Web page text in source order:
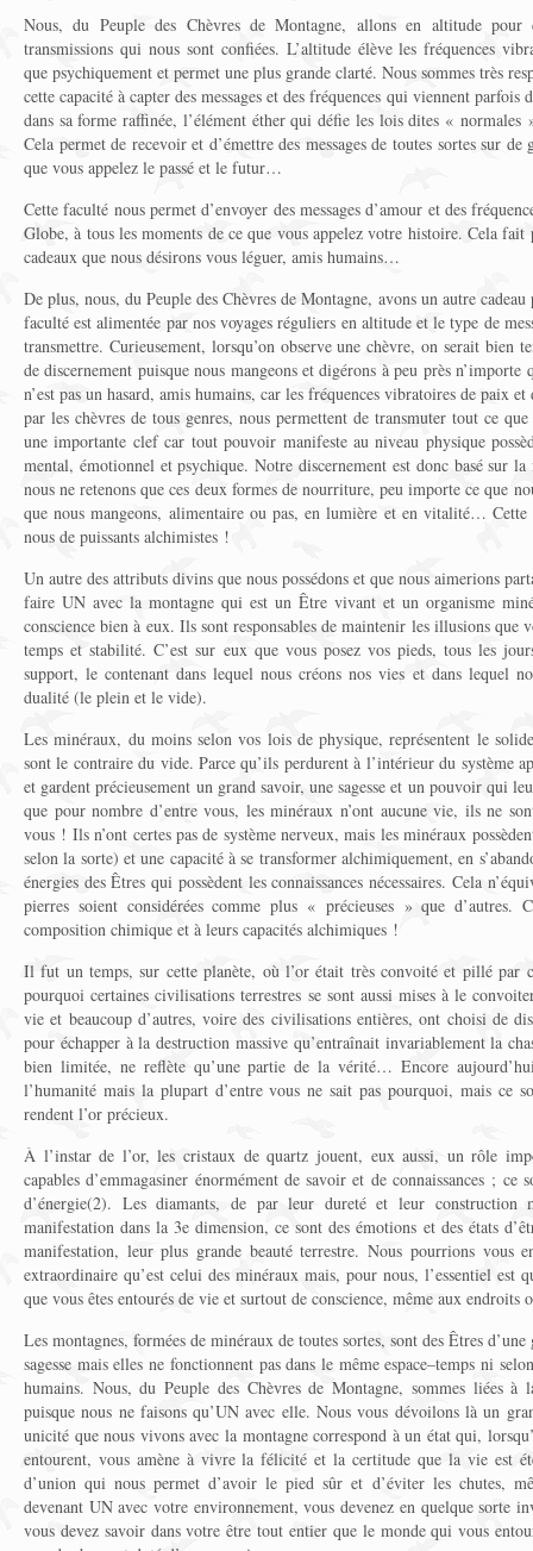
Nous, du Peuple des Chèvres de Montagne, allons en altitude pour
transmissions qui nous sont confiées. L’altitude élève les fréquences
que psychiquement et permet une plus grande clarté. Nous sommes très
cette capacité à capter des messages et des fréquences qui viennent
dans sa forme raffinée, l’élément éther qui défie les lois dites « normales
Cela permet de recevoir et d’émettre des messages de toutes sortes sur de
que vous appelez le passé et le futur…
Cette faculté nous permet d’envoyer des messages d’amour et des
Globe, à tous les moments de ce que vous appelez votre histoire. Cela fait
cadeaux que nous désirons vous léguer, amis humains…
De plus, nous, du Peuple des Chèvres de Montagne, avons un autre
faculté est alimentée par nos voyages réguliers en altitude et le type de
transmettre. Curieusement, lorsqu’on observe une chèvre, on serait bien
de discernement puisque nous mangeons et digérons à peu près
n’est pas un hasard, amis humains, car les fréquences vibratoires de paix et
par les chèvres de tous genres, nous permettent de transmuter tout ce
une importante clef car tout pouvoir manifeste au niveau physique
mental, émotionnel et psychique. Notre discernement est donc basé sur
nous ne retenons que ces deux formes de nourriture, peu importe ce que
que nous mangeons, alimentaire ou pas, en lumière et en vitalité…
nous de puissants alchimistes !
Un autre des attributs divins que nous possédons et que nous aimerions
faire UN avec la montagne qui est un Être vivant et un organisme
conscience bien à eux. Ils sont responsables de maintenir les illusions que
temps et stabilité. C’est sur eux que vous posez vos pieds, tous les
support, le contenant dans lequel nous créons nos vies et dans lequel
dualité (le plein et le vide).
Les minéraux, du moins selon vos lois de physique, représentent le
sont le contraire du vide. Parce qu’ils perdurent à l’intérieur du système
et gardent précieusement un grand savoir, une sagesse et un pouvoir qui
que pour nombre d’entre vous, les minéraux n’ont aucune vie, ils ne
vous ! Ils n’ont certes pas de système nerveux, mais les minéraux
selon la sorte) et une capacité à se transformer alchimiquement, en
énergies des Êtres qui possèdent les connaissances nécessaires. Cela
pierres soient considérées comme plus « précieuses » que
composition chimique et à leurs capacités alchimiques !
Il fut un temps, sur cette planète, où l’or était très convoité et pillé par
pourquoi certaines civilisations terrestres se sont aussi mises à le
vie et beaucoup d’autres, voire des civilisations entières, ont choisi de
pour échapper à la destruction massive qu’entraînait invariablement la
bien limitée, ne reflète qu’une partie de la vérité… Encore
l’humanité mais la plupart d’entre vous ne sait pas pourquoi, mais ce
rendent l’or précieux.
À l’instar de l’or, les cristaux de quartz jouent, eux aussi, un rôle
capables d’emmagasiner énormément de savoir et de connaissances ; ce
d’énergie(2). Les diamants, de par leur dureté et leur construction
manifestation dans la 3e dimension, ce sont des émotions et des états
manifestation, leur plus grande beauté terrestre. Nous pourrions vous
extraordinaire qu’est celui des minéraux mais, pour nous, l’essentiel est
que vous êtes entourés de vie et surtout de conscience, même aux endroits
Les montagnes, formées de minéraux de toutes sortes, sont des Êtres
sagesse mais elles ne fonctionnent pas dans le même espace–temps ni
humains. Nous, du Peuple des Chèvres de Montagne, sommes liées à
puisque nous ne faisons qu’UN avec elle. Nous vous dévoilons là un
unicité que nous vivons avec la montagne correspond à un état qui,
entourent, vous amène à vivre la félicité et la certitude que la vie est
d’union qui nous permet d’avoir le pied sûr et d’éviter les chutes,
devenant UN avec votre environnement, vous devenez en quelque sorte
vous devez savoir dans votre être tout entier que le monde qui vous